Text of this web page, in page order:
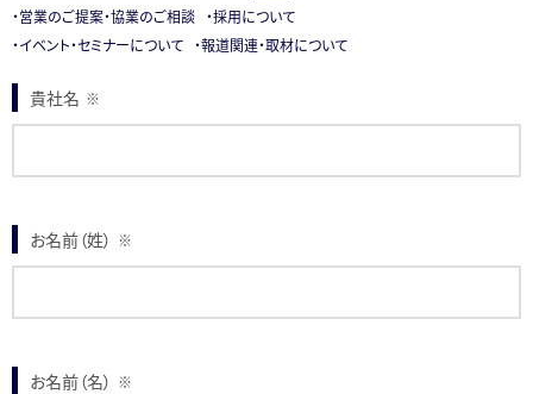
・営業のご提案・協業のご相談 ・採用について
・イベント・セミナーについて ・報道関連・取材について
貴社名 ※
お名前（姓） ※
お名前（名） ※